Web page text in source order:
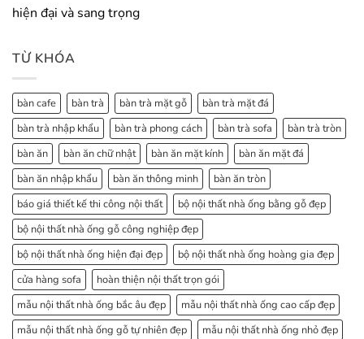
hiện đại và sang trọng
TỪ KHÓA
bàn cafe bàn trà bàn trà mặt gỗ
bàn trà mặt đá
bàn trà nhập khẩu
bàn trà phong cách bàn trà sofa
bàn trà tròn
bàn ăn
bàn ăn chữ nhật bàn ăn mặt kính
bàn ăn mặt đá
bàn ăn nhập khẩu
bàn ăn thông minh
bàn ăn tròn
báo giá thiết kế thi công nội thất
bộ nội thất nhà ống bằng gỗ đẹp
bộ nội thất nhà ống gỗ công nghiệp đẹp
bộ nội thất nhà ống hiện đại đẹp
bộ nội thất nhà ống hoàng gia đẹp
cửa hàng sofa
hoàn thiện nội thất trọn gói
mẫu nội thất nhà ống bắc âu đẹp
mẫu nội thất nhà ống cao cấp đẹp
mẫu nội thất nhà ống gỗ tự nhiên đẹp
mẫu nội thất nhà ống nhỏ đẹp